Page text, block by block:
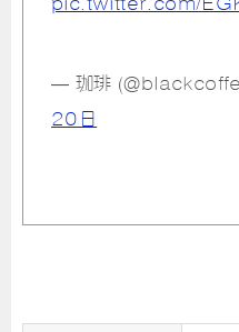
— 珈琲
20日